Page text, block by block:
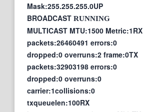
Mask:255.255.255.0UP
BROADCAST RUNNING
MULTICAST MTU:1500 Metric:1RX
packets:26460491 errors:0
dropped:0 overruns:2 frame:0TX
packets:32903198 errors:0
dropped:0 overruns:0
carrier:1collisions:0
txqueuelen:100RX